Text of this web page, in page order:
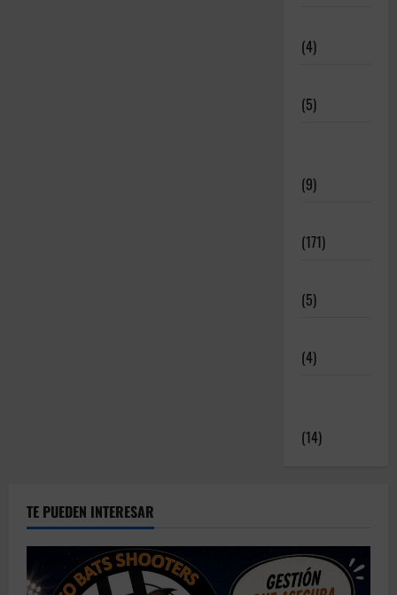
(4)
(5)
(9)
(171)
(5)
(4)
(14)
TE PUEDEN INTERESAR